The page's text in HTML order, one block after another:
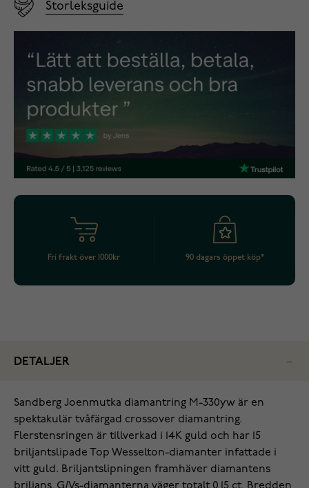
Storleksguide
Fri frakt över 1000kr 90 dagars öppet köp*
DETALJER
Sandberg Joenmutka diamantring M-330yw är en
spektakulär tvåfärgad crossover diamantring.
Flerstensringen är tillverkad i 14K guld och har 15
briljantslipade Top Wesselton-diamanter infattade i
vitt guld. Briljantslipningen framhäver diamantens